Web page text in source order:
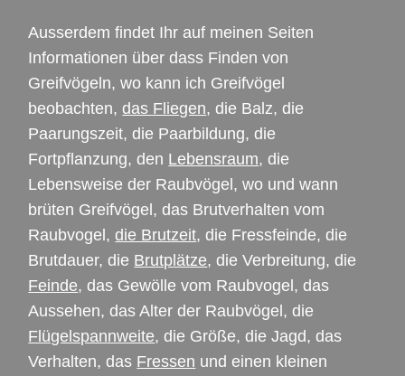
Ausserdem findet Ihr auf meinen Seiten
Informationen über dass Finden von
Greifvögeln, wo kann ich Greifvögel
beobachten,das Fliegen, die Balz, die
Paarungszeit, die Paarbildung, die
Fortpflanzung, den Lebensraum, die
Lebensweise der Raubvögel, wo und wann
brüten Greifvögel, das Brutverhalten vom
Raubvogel,die Brutzeit, die Fressfeinde, die
Brutdauer, die Brutplätze, die Verbreitung, die
Feinde, das Gewölle vom Raubvogel, das
Aussehen, das Alter der Raubvögel, die
Flügelspannweite, die Größe, die Jagd, das
Verhalten, das Fressen und einen kleinen